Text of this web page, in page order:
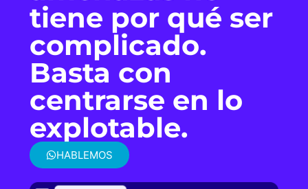
tiene por qué ser
complicado.
Basta con
centrarse en lo
explotable.
HABLEMOS